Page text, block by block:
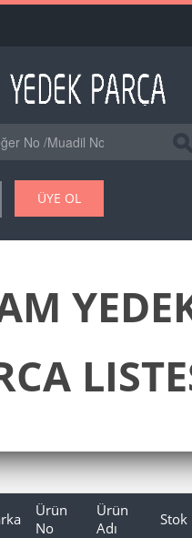
Yedek Parça
VIN Yedekparça Sorgulama
ÜYE OL
Ürün
No
Ürün
Adı
Stok